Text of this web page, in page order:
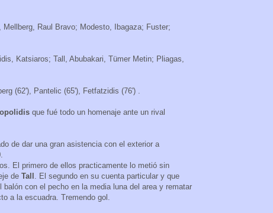
Raul Bravo; Modesto, Ibagaza; Fuster;
Katsiaros; Tall, Abubakari, Tümer Metin; Pliagas,
(62'), Pantelic (65'), Fetfatzidis (76') .
que fué todo un homenaje ante un rival
de dar una gran asistencia con el exterior a
El primero de ellos practicamente lo metió sin
de Tall . El segundo en su cuenta particular y que
con el pecho en la media luna del area y rematar
a la escuadra. Tremendo gol.